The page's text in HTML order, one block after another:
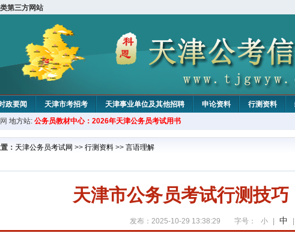
第三方网站
政要闻 天津市考招考 天津事业单位及其他招聘 申论资料 行测资料
地方站: 公务员教材中心：2026年天津公务员考试用书
： 天津公务员考试网 >> 行测资料 >> 言语理解
天津市公务员考试行测技
发布：2025-10-29 13:38:29 字号： 小 中